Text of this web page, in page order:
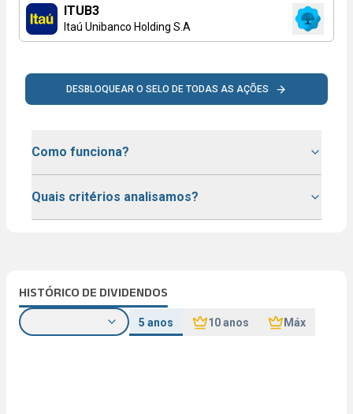
ITUB3
Itaú Unibanco Holding S.A
DESBLOQUEAR O SELO DE TODAS AS AÇÕES
Como funciona?
Quais critérios analisamos?
HISTÓRICO DE DIVIDENDOS
5 anos 10 anos Máx